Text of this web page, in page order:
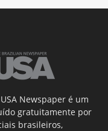
Newspaper é um
gratuitamente por
brasileiros,